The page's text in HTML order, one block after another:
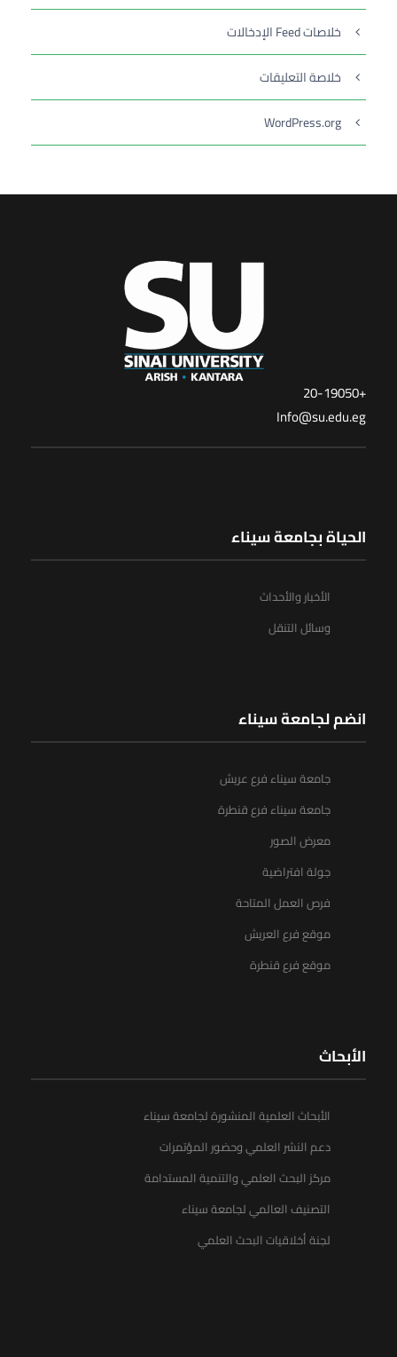
خلاصات Feed الإدخالات
خلاصة التعليقات
WordPress.org
+20-19050
Info@su.edu.eg
الحياة بجامعة سيناء
الأخبار والأحداث
وسائل التنقل
انضم لجامعة سيناء
جامعة سيناء فرع عريش
جامعة سيناء فرع قنطرة
معرض الصور
جولة افتراضية
فرص العمل المتاحة
موقع فرع العريش
موقع فرع قنطرة
الأبحاث
الأبحاث العلمية المنشورة لجامعة سيناء
دعم النشر العلمي وحضور المؤتمرات
مركز البحث العلمي والتنمية المستدامة
التصنيف العالمي لجامعة سيناء
لجنة أخلاقيات البحث العلمي